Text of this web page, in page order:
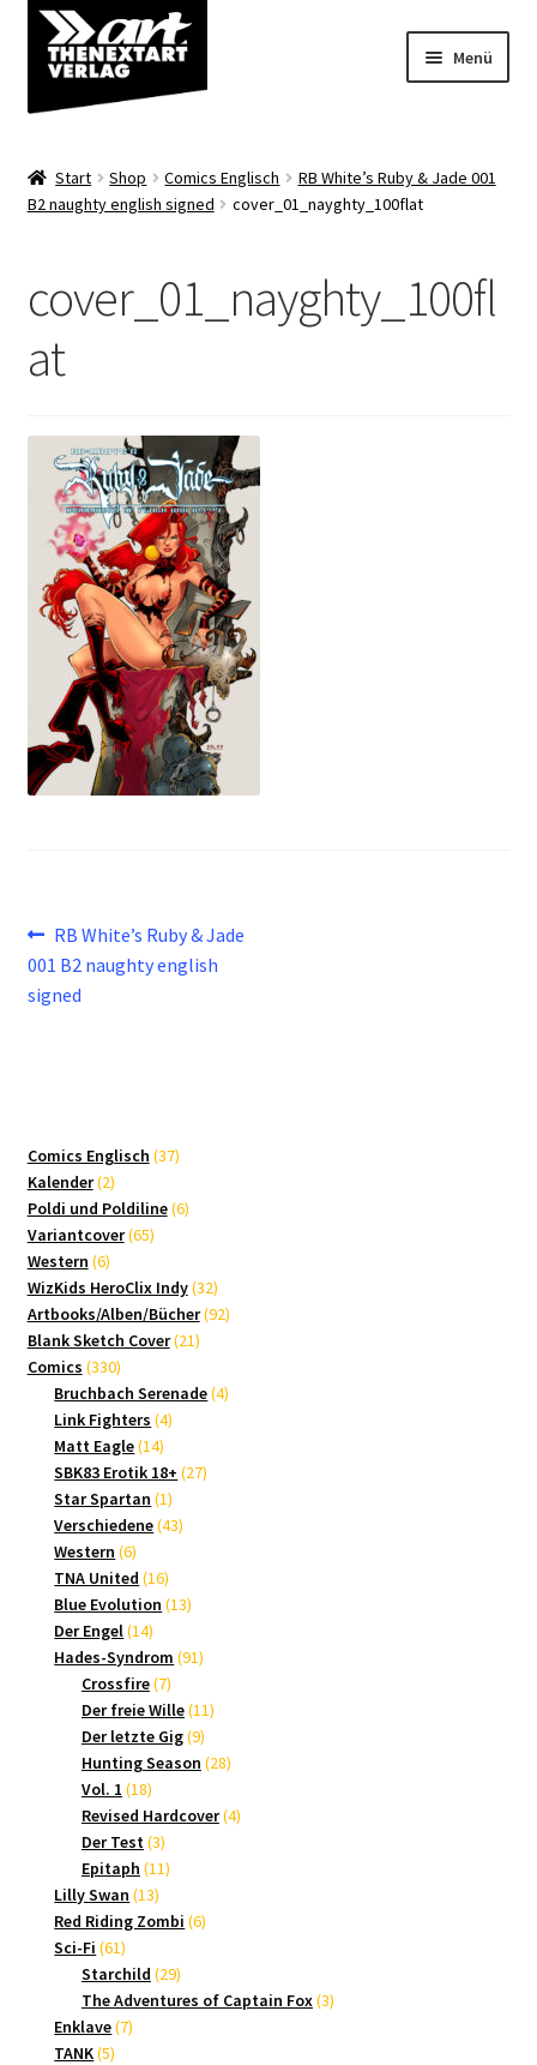
Zur
Navigation
springen
Zum
Inhalt
springen
Menü
Shop
Start Shop Comics Englisch
RB White’s Ruby & Jade 001
B2 naughty english signed
cover_01_nayghty_100flat
cover_01_nayghty_100fl
at
Beitragsnavigation
Vorheriger
Beitrag:
RB White’s Ruby & Jade
001 B2 naughty english
signed
Comics Englisch 3737
Kalender 22
Produkte
Poldi und Poldiline 66
Variantcover 6565
Western 66
Produkte
WizKids HeroClix Indy 3232
Produkte
Artbooks/Alben/Bücher 9292
Blank Sketch Cover 2121
Comics 330330
Produkte
Bruchbach Serenade 44
Link Fighters 44
Matt Eagle 1414
Produkte
SBK83 Erotik 18+ 2727
Star Spartan 11
Produkt
Verschiedene 4343
Western 66
Produkte
TNA United 1616
Produkte
Blue Evolution 1313
Der Engel 1414
Produkte
Hades-Syndrom 9191
Crossfire 77
Produkte
Der freie Wille 1111
Der letzte Gig 99
Produkte
Hunting Season 2828
Vol. 1 1818
Produkte
Revised Hardcover 44
Der Test 33
Produkte
Epitaph 1111
Lilly Swan 1313
Produkte
Red Riding Zombi 66
Sci-Fi 6161
Produkte
Starchild 2929
Produkte
The Adventures of Captain Fox 33
Enklave 77
TANK 55